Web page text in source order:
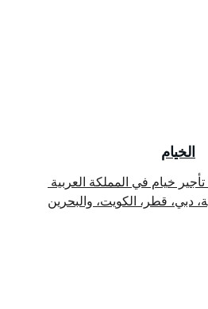
الخيام
خيام في المملكة العربية
دبي، قطر، الكويت، والبحرين